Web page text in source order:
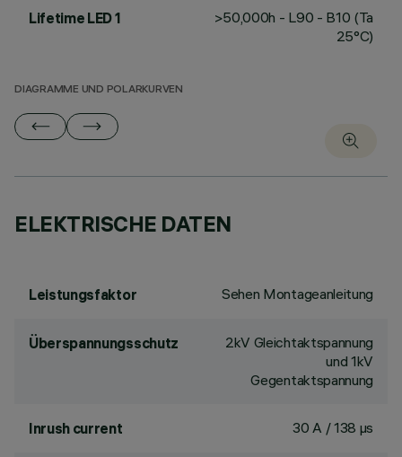
Lifetime LED 1
>50,000h - L90 - B10 (Ta
25°C)
DIAGRAMME UND POLARKURVEN
ELEKTRISCHE DATEN
Leistungsfaktor Sehen Montageanleitung
Überspannungsschutz
2kV Gleichtaktspannung
und 1kV
Gegentaktspannung
Inrush current 30 A / 138 µs